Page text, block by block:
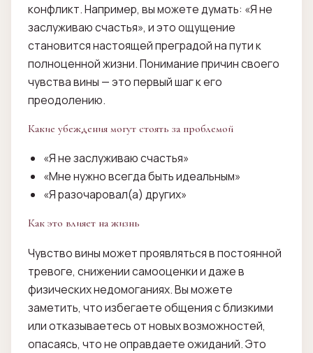
конфликт. Например, вы можете думать: «Я не
заслуживаю счастья», и это ощущение
становится настоящей преградой на пути к
полноценной жизни. Понимание причин своего
чувства вины — это первый шаг к его
преодолению.
Какие убеждения могут стоять за проблемой
«Я не заслуживаю счастья»
«Мне нужно всегда быть идеальным»
«Я разочаровал(а) других»
Как это влияет на жизнь
Чувство вины может проявляться в постоянной
тревоге, снижении самооценки и даже в
физических недомоганиях. Вы можете
заметить, что избегаете общения с близкими
или отказываетесь от новых возможностей,
опасаясь, что не оправдаете ожиданий. Это